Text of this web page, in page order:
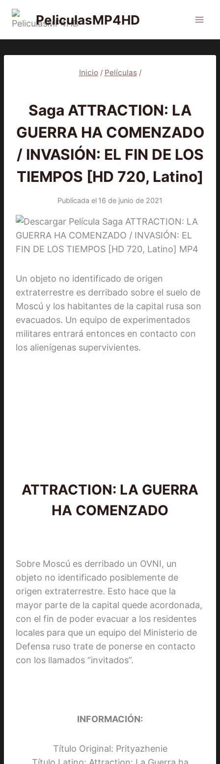
PeliculasMP4HD
Inicio / Películas /
Saga ATTRACTION: LA
GUERRA HA COMENZADO
/ INVASIÓN: EL FIN DE LOS
TIEMPOS [HD 720, Latino]
Publicada el 16 de junio de 2021
Un objeto no identificado de origen
extraterrestre es derribado sobre el suelo de
Moscú y los habitantes de la capital rusa son
evacuados. Un equipo de experimentados
militares entrará entonces en contacto con
los alienígenas supervivientes.
ATTRACTION: LA GUERRA
HA COMENZADO
Sobre Moscú es derribado un OVNI, un
objeto no identificado posiblemente de
origen extraterrestre. Esto hace que la
mayor parte de la capital quede acordonada,
con el fin de poder evacuar a los residentes
locales para que un equipo del Ministerio de
Defensa ruso trate de ponerse en contacto
con los llamados “invitados”.
INFORMACIÓN:
Título Original: Prityazhenie